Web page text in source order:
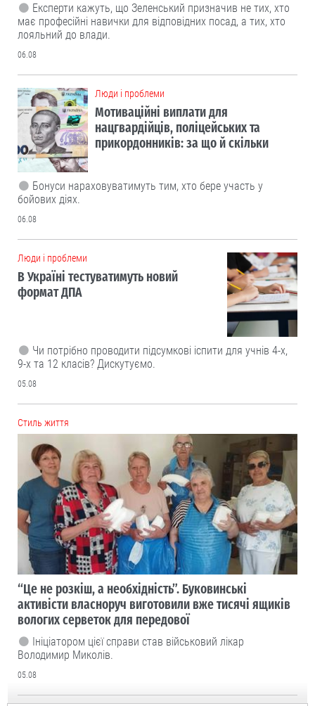
Експерти кажуть, що Зеленський призначив не тих, хто
має професійні навички для відповідних посад, а тих, хто
лояльний до влади.
06.08
Люди і проблеми
Мотиваційні виплати для
нацгвардійців, поліцейських та
прикордонників: за що й скільки
Бонуси нараховуватимуть тим, хто бере участь у
бойових діях.
06.08
Люди і проблеми
В Україні тестуватимуть новий
формат ДПА
Чи потрібно проводити підсумкові іспити для учнів 4-х,
9-х та 12 класів? Дискутуємо.
05.08
Cтиль життя
“Це не розкіш, а необхідність”. Буковинські
активісти власноруч виготовили вже тисячі ящиків
вологих серветок для передової
Ініціатором цієї справи став військовий лікар
Володимир Миколів.
05.08